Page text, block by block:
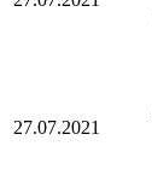
27.07.2021